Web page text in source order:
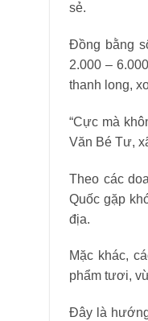
sẻ.
Đồng bằng
2.000 –
thanh long,
“Cực mà
Văn Bé Tư,
Theo các
Quốc gặp
địa.
Mặc khác,
phẩm tươi,
Đây là